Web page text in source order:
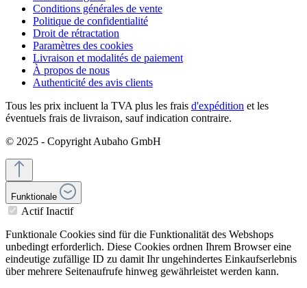
Conditions générales de vente
Politique de confidentialité
Droit de rétractation
Paramètres des cookies
Livraison et modalités de paiement
À propos de nous
Authenticité des avis clients
Tous les prix incluent la TVA plus les frais d'expédition et les
éventuels frais de livraison, sauf indication contraire.
© 2025 - Copyright Aubaho GmbH
Funktionale
Actif Inactif
Funktionale Cookies sind für die Funktionalität des Webshops
unbedingt erforderlich. Diese Cookies ordnen Ihrem Browser eine
eindeutige zufällige ID zu damit Ihr ungehindertes Einkaufserlebnis
über mehrere Seitenaufrufe hinweg gewährleistet werden kann.